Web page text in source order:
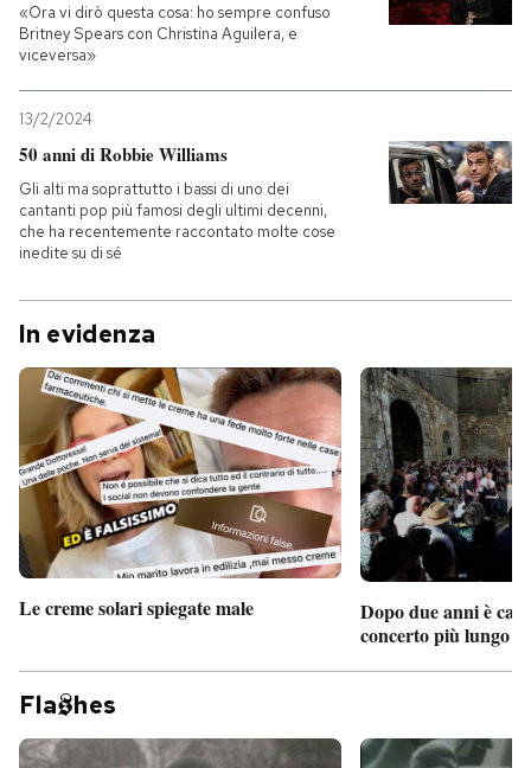
«Ora vi dirò questa cosa: ho sempre confuso
Britney Spears con Christina Aguilera, e
viceversa»
13/2/2024
50 anni di Robbie Williams
Gli alti ma soprattutto i bassi di uno dei
cantanti pop più famosi degli ultimi decenni,
che ha recentemente raccontato molte cose
inedite su di sé
In evidenza
Le creme solari spiegate male
Dopo due anni è
concerto più lungo
Fla hes